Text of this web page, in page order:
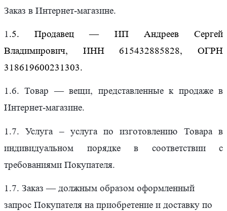
Заказ в Интернет-магазине.
1.5. Продавец — ИП Андреев Сергей
Владимирович, ИНН 615432885828, ОГРН
318619600231303.
1.6. Товар — вещи, представленные к продаже в
Интернет-магазине.
1.7. Услуга – услуга по изготовлению Товара в
индивидуальном порядке в соответствии с
требованиями Покупателя.
1.7. Заказ — должным образом оформленный
запрос Покупателя на приобретение и доставку по